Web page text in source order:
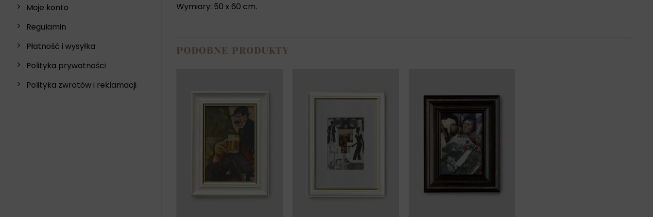
Moje konto
Regulamin
Płatność i wysyłka
Polityka prywatności
Polityka zwrotów i reklamacji
Wymiary: 50 x 60 cm.
PODOBNE PRODUKTY
Człowiek
piwo
On z Marsa
ona z Venus
Rozmowa